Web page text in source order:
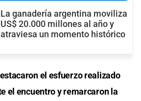
La ganadería argentina moviliza
US$ 20.000 millones al año y
atraviesa un momento histórico
el esfuerzo realizado
el encuentro y remarcaron la